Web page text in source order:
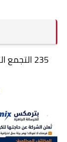
235 التجمع الثالث، منطقة الألف مصنع — القاهرة